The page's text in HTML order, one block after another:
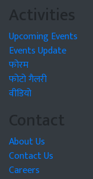
Activities
Upcoming Events
Events Update
फोरम
फोटो गैलरी
वीडियो
Contact
About Us
Contact Us
Careers